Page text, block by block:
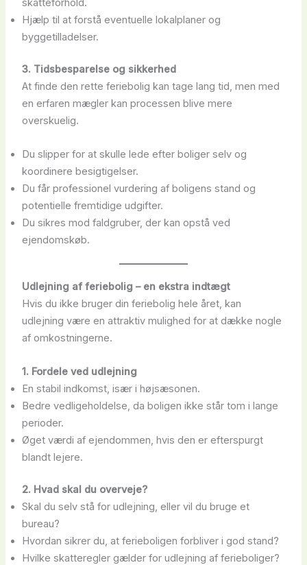
skatteforhold.
Hjælp til at forstå eventuelle lokalplaner og
byggetilladelser.
3. Tidsbesparelse og sikkerhed
At finde den rette feriebolig kan tage lang tid, men med
en erfaren mægler kan processen blive mere
overskuelig.
Du slipper for at skulle lede efter boliger selv og
koordinere besigtigelser.
Du får professionel vurdering af boligens stand og
potentielle fremtidige udgifter.
Du sikres mod faldgruber, der kan opstå ved
ejendomskøb.
Udlejning af feriebolig – en ekstra indtægt
Hvis du ikke bruger din feriebolig hele året, kan
udlejning være en attraktiv mulighed for at dække nogle
af omkostningerne.
1. Fordele ved udlejning
En stabil indkomst, især i højsæsonen.
Bedre vedligeholdelse, da boligen ikke står tom i lange
perioder.
Øget værdi af ejendommen, hvis den er efterspurgt
blandt lejere.
2. Hvad skal du overveje?
Skal du selv stå for udlejning, eller vil du bruge et
bureau?
Hvordan sikrer du, at ferieboligen forbliver i god stand?
Hvilke skatteregler gælder for udlejning af ferieboliger?